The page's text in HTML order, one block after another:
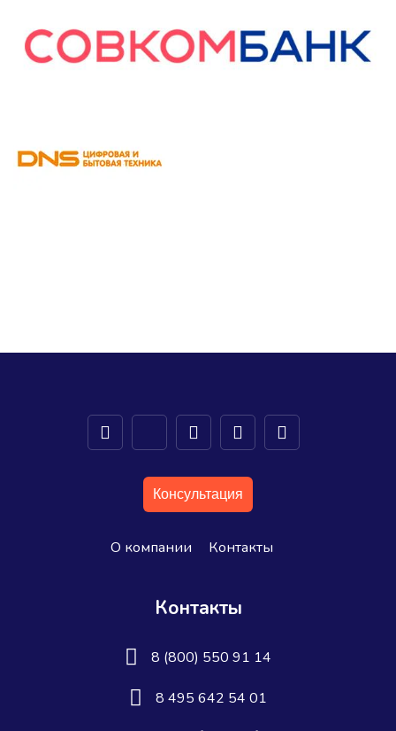
Консультация
О компании Контакты
Контакты
8 (800) 550 91 14
8 495 642 54 01